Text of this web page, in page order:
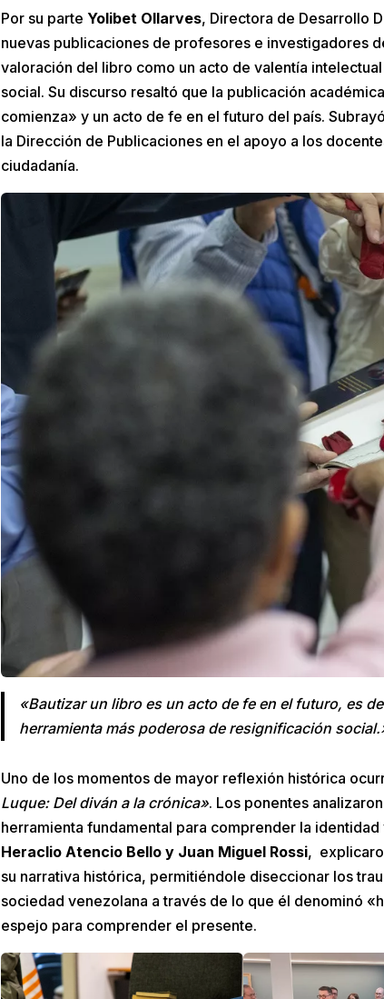
Por su parte Yolibet Ollarves, Directora de Desarrollo
nuevas publicaciones de profesores e investigadores
valoración del libro como un acto de valentía
social. Su discurso resaltó que la publicación
comienza» y un acto de fe en el futuro del país.
la Dirección de Publicaciones en el apoyo a los
ciudadanía.
«Bautizar un libro es un acto de fe en el futuro, es
herramienta más poderosa de resignificación
Uno de los momentos de mayor reflexión histórica
Luque: Del diván a la crónica». Los ponentes
herramienta fundamental para comprender la
Heraclio Atencio Bello y Juan Miguel Rossi,
su narrativa histórica, permitiéndole diseccionar los
sociedad venezolana a través de lo que él denominó
espejo para comprender el presente.